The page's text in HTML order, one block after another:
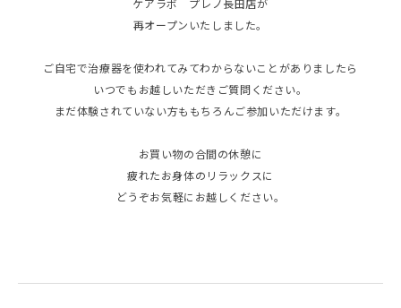
ケアラボ プレノ長田店が
再オープンいたしました。
ご自宅で治療器を使われてみてわからないことがありましたら
いつでもお越しいただきご質問ください。
まだ体験されていない方ももちろんご参加いただけます。
お買い物の合間の休憩に
疲れたお身体のリラックスに
どうぞお気軽にお越しください。